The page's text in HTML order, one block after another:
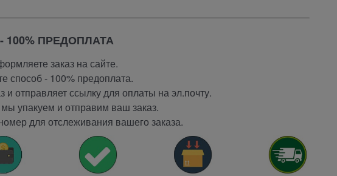
100% ПРЕДОПЛАТА
заказ на сайте.
способ - 100% предоплата.
и отправляет ссылку для оплаты на эл.почту.
упакуем и отправим ваш заказ.
для отслеживания вашего заказа.